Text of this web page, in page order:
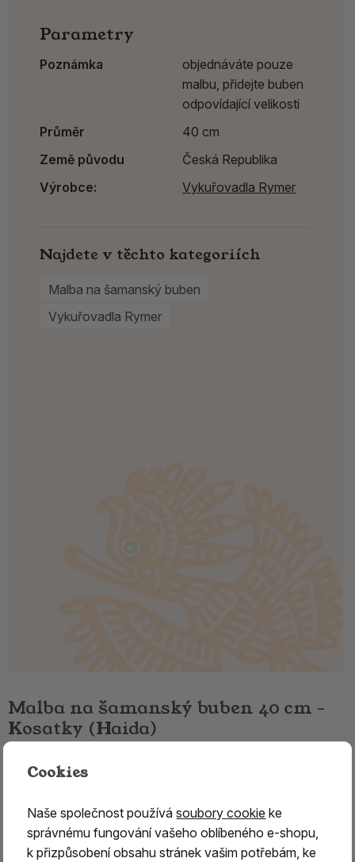
Malba na šamanský buben 40 cm -
Kosatky (Haida)
Malba na šamanský buben – symbol Kosatek (Haida)
K malbě je třeba přidat takékonkrétní velikost
šamanského bubnu, na který bude motiv namalován.
Malujeme výhradně nabubny zakoupené v našem e-
Parametry
Poznámka
objednáváte pouze
malbu, přidejte buben
odpovídající velikosti
Průměr
40 cm
Země původu
Česká Republika
Výrobce:
Vykuřovadla Rymer
Najdete v těchto kategoriích
Malba na šamanský buben
Vykuřovadla Rymer
Cookies
Naše společnost používásoubory cookie ke
správnému fungování vašeho oblíbeného e-shopu,
k přizpůsobení obsahu stránek vašim potřebám, ke